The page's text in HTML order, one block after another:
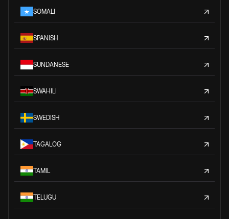
SOMALI
SPANISH
SUNDANESE
SWAHILI
SWEDISH
TAGALOG
TAMIL
TELUGU